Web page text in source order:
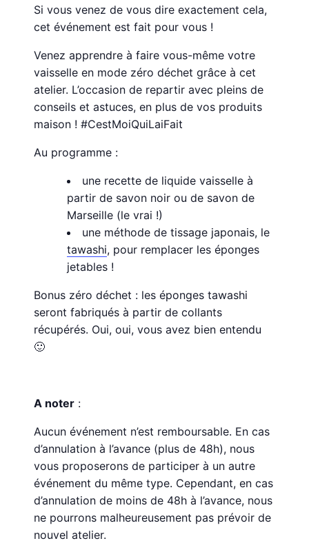
Si vous venez de vous dire exactement cela,
cet événement est fait pour vous !
Venez apprendre à faire vous-même votre
vaisselle en mode zéro déchet grâce à cet
atelier. L’occasion de repartir avec pleins de
conseils et astuces, en plus de vos produits
maison ! #CestMoiQuiLaiFait
Au programme :
une recette de liquide vaisselle à
partir de savon noir ou de savon de
Marseille (le vrai !)
une méthode de tissage japonais, le
tawashi, pour remplacer les éponges
jetables !
Bonus zéro déchet : les éponges tawashi
seront fabriqués à partir de collants
récupérés. Oui, oui, vous avez bien entendu
🙂
A noter :
Aucun événement n’est remboursable. En cas
d’annulation à l’avance (plus de 48h), nous
vous proposerons de participer à un autre
événement du même type. Cependant, en cas
d’annulation de moins de 48h à l’avance, nous
ne pourrons malheureusement pas prévoir de
nouvel atelier.